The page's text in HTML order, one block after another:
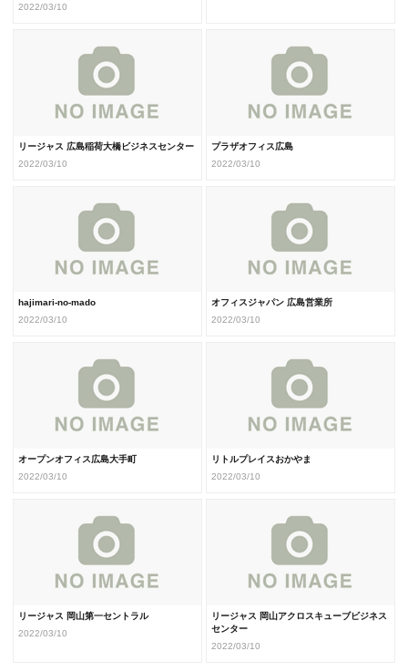
2022/03/10
リージャス 広島稲荷大橋ビジネスセンター
2022/03/10
プラザオフィス広島
2022/03/10
hajimari-no-mado
2022/03/10
オフィスジャパン 広島営業所
2022/03/10
オープンオフィス広島大手町
2022/03/10
リトルプレイスおかやま
2022/03/10
リージャス 岡山第一セントラル
2022/03/10
リージャス 岡山アクロスキューブビジネス
センター
2022/03/10